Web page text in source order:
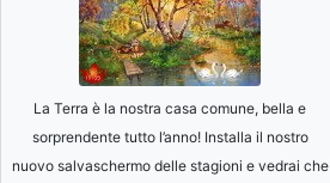
La Terra è la nostra casa comune, bella e
sorprendente tutto l’anno! Installa il nostro
nuovo salvaschermo delle stagioni e vedrai che